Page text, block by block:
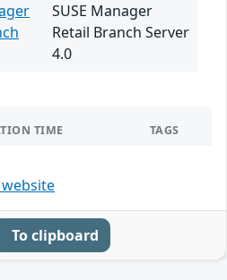
SUSE Manager
Retail Branch Server
4.0
TIME TAGS
To clipboard